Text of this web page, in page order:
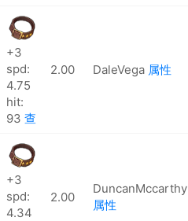
+3
spd:
4.75
hit:
93 查
2.00 DaleVega 属性
+3
spd:
4.34
2.00
DuncanMccarthy
属性